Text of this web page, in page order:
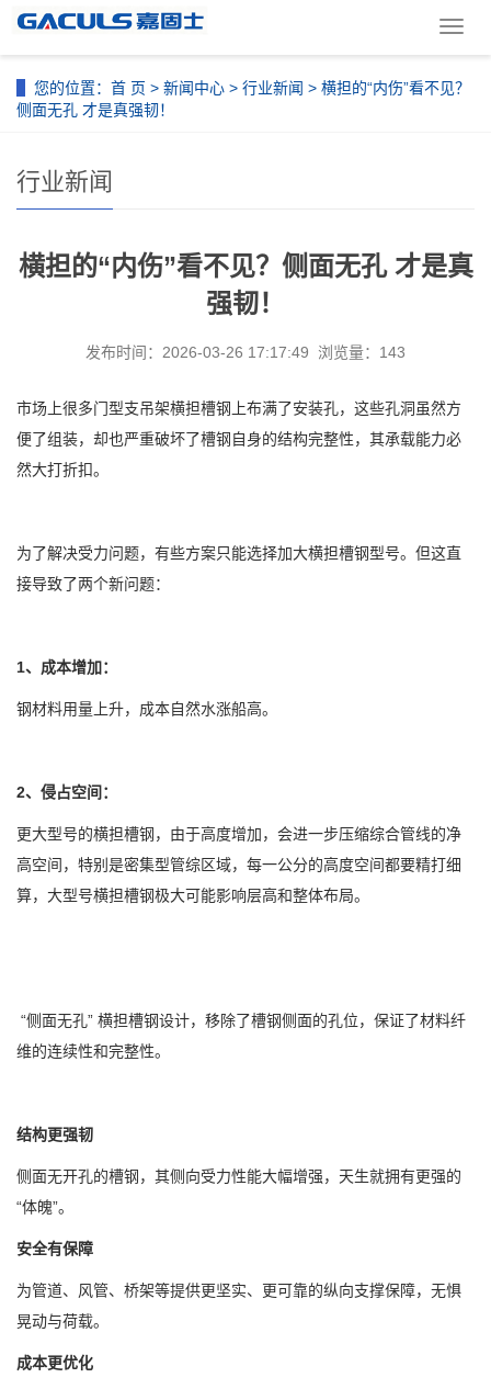
导
单
您的位置： 首 页 > 新闻中心 > 行业新闻 > 横担的“内伤”看不见？
侧面无孔 才是真强韧！
行业新闻
横担的“内伤”看不见？侧面无孔 才是真
强韧！
发布时间：2026-03-26 17:17:49 浏览量：143
市场上很多门型支吊架横担槽钢上布满了安装孔，这些孔洞虽然方
便了组装， 却也严重破坏了槽钢自身的结构完整性，其承载能力必
然大打折扣。
为了解决受力问题，有些方案只能选择加大横担槽钢型号。但这直
接导致了两个新问题：
1、成本增加：
钢材料用量上升，成本自然水涨船高。
2、侵占空间：
更大型号的横担槽钢，由于高度增加，会进一步压缩综合管线的净
高空间，特别是密集型管综区域，每一公分的高度空间都要精打细
算，大型号横担槽钢极大可能影响层高和整体布局。
“侧面无孔” 横担槽钢设计，移除了槽钢侧面的孔位，保证了材料纤
维的连续性和完整性。
结构更强韧
侧面无开孔的槽钢，其侧向受力性能大幅增强，天生就拥有更强的
“体魄”。
安全有保障
为管道、风管、桥架等提供更坚实、更可靠的纵向支撑保障，无惧
晃动与荷载。
成本更优化